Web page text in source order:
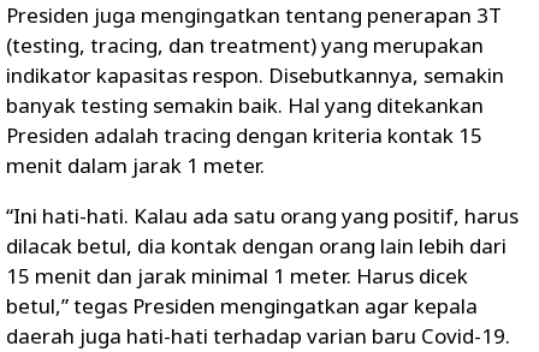
Presiden juga mengingatkan tentang penerapan 3T
(testing, tracing, dan treatment) yang merupakan
indikator kapasitas respon. Disebutkannya, semakin
banyak testing semakin baik. Hal yang ditekankan
Presiden adalah tracing dengan kriteria kontak 15
menit dalam jarak 1 meter.
“Ini hati-hati. Kalau ada satu orang yang positif, harus
dilacak betul, dia kontak dengan orang lain lebih dari
15 menit dan jarak minimal 1 meter. Harus dicek
betul,” tegas Presiden mengingatkan agar kepala
daerah juga hati-hati terhadap varian baru Covid-19.